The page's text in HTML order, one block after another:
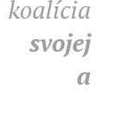
a